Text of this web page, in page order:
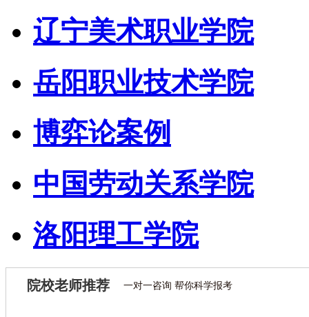
辽宁美术职业学院
岳阳职业技术学院
博弈论案例
中国劳动关系学院
洛阳理工学院
院校老师推荐 一对一咨询 帮你科学报考